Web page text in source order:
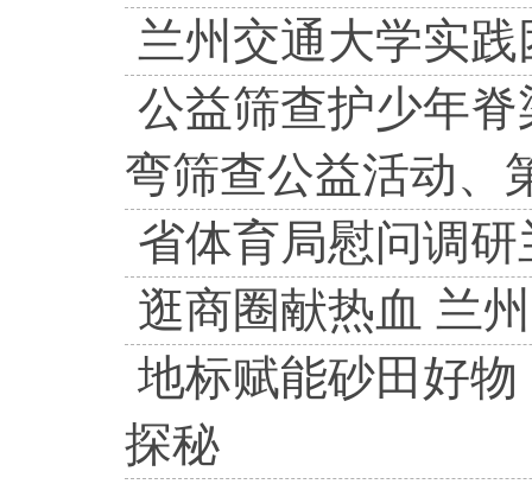
兰州交通大学实
公益筛查护少年
弯筛查公益活动、
省体育局慰问调
逛商圈献热血 兰
地标赋能砂田好
探秘